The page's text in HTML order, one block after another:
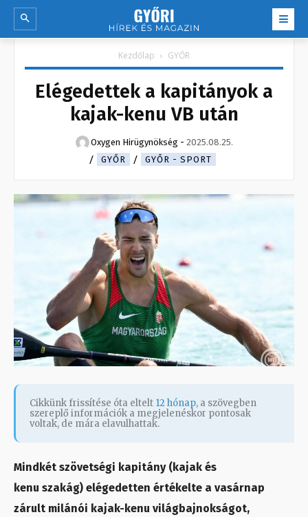
Kezdőlap GYŐR
Elégedettek a kapitányok a
kajak-kenu VB után
Oxygen Hirügynökség - 2025.08.25.
GYŐR
GYŐR - SPORT
Cikkünk frissítése óta eltelt 12 hónap, a szövegben
szereplő információk a megjelenéskor pontosak
voltak, de mára elavulhattak.
Mindkét szövetségi kapitány (kajak és
kenu szakág) elégedetten értékelte a vasárnap
zárult milánói kajak-kenu világbajnokságot,